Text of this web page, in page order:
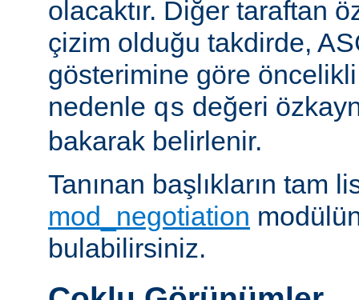
olacaktır. Diğer taraftan
çizim olduğu takdirde,
gösterimine göre
nedenle qs değeri
bakarak belirlenir.
Tanınan başlıkların tam
mod_negotiation
bulabilirsiniz.